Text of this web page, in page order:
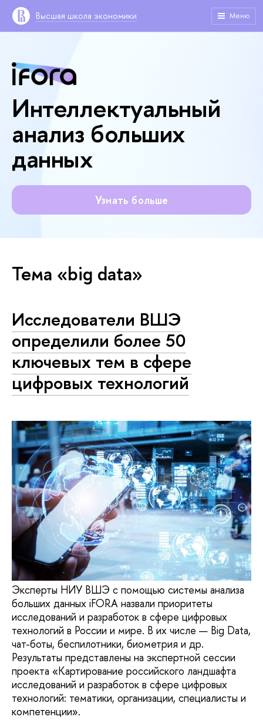
Высшая школа экономики Меню
Интеллектуальный
анализ больших
данных
Узнать больше
Тема «big data»
Исследователи ВШЭ
определили более 50
ключевых тем в сфере
цифровых технологий
Эксперты НИУ ВШЭ с помощью системы анализа
больших данных iFORA назвали приоритеты
исследований и разработок в сфере цифровых
технологий в России и мире. В их числе — Big Data,
чат-боты, беспилотники, биометрия и др.
Результаты представлены на экспертной сессии
проекта «Картирование российского ландшафта
исследований и разработок в сфере цифровых
технологий: тематики, организации, специалисты и
компетенции».